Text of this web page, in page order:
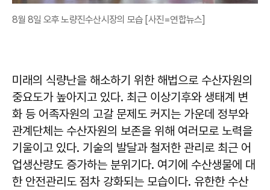
8월 8일 오후 노량진수산시장의 모습 [사진=연합뉴스]
미래의 식량난을 해소하기 위한 해법으로 수산자원의
중요도가 높아지고 있다. 최근 이상기후와 생태계 변
화 등 어족자원의 고갈 문제도 커지는 가운데 정부와
관계단체는 수산자원의 보존을 위해 여러모로 노력을
기울이고 있다. 기술의 발달과 철저한 관리로 최근 어
업생산량도 증가하는 분위기다. 여기에 수산생물에 대
한 안전관리도 점차 강화되는 모습이다. 유한한 수산